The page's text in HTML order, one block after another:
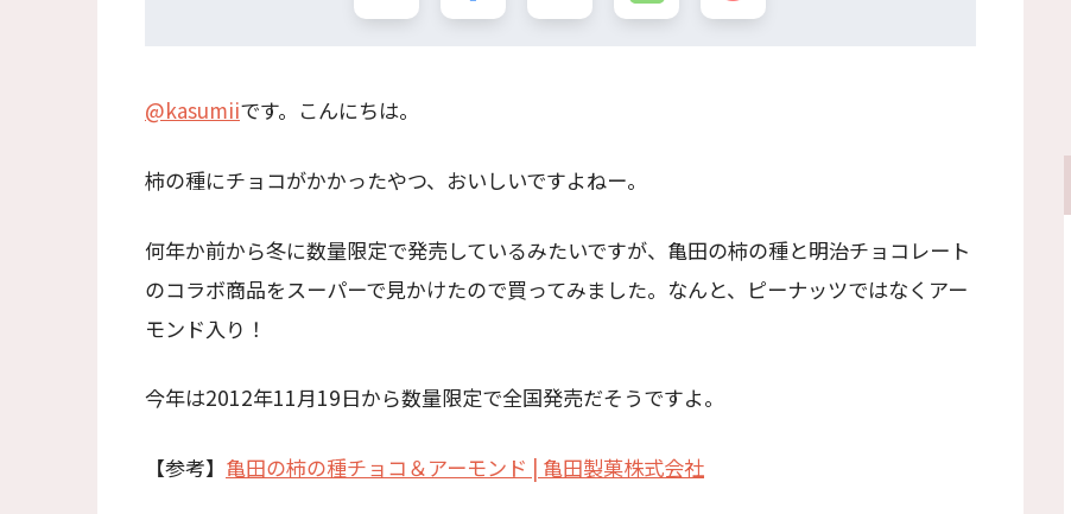
@kasumiiです。こんにちは。
柿の種にチョコがかかったやつ、おいしいですよねー。
何年か前から冬に数量限定で発売しているみたいですが、亀田の柿の種と明治チョコレート
のコラボ商品をスーパーで見かけたので買ってみました。なんと、ピーナッツではなくアー
モンド入り！
今年は2012年11月19日から数量限定で全国発売だそうですよ。
【参考】 亀田の柿の種チョコ＆アーモンド | 亀田製菓株式会社